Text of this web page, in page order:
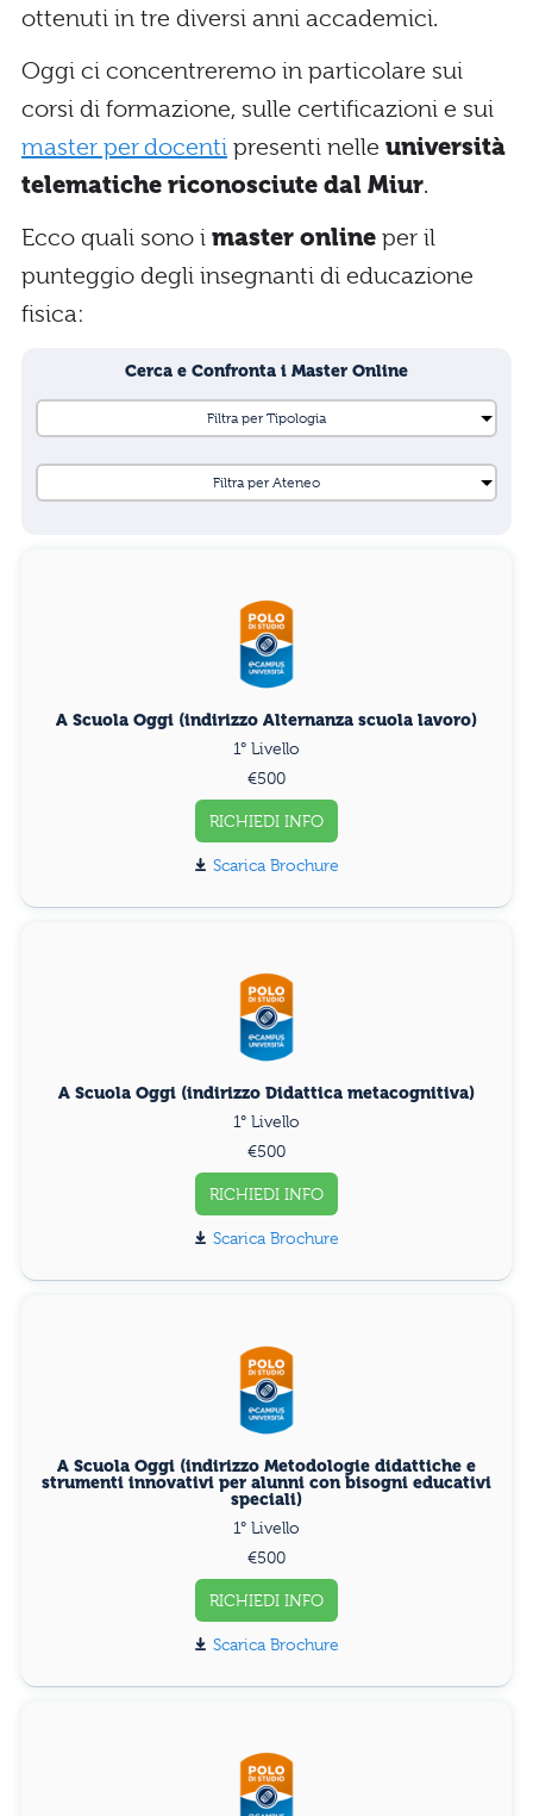
ottenuti in tre diversi anni accademici.
Oggi ci concentreremo in particolare sui
corsi di formazione, sulle certificazioni e sui
master per docenti presenti nelleuniversità
telematiche riconosciute dal Miur.
Ecco quali sono i master online per il
punteggio degli insegnanti di educazione
fisica:
Cerca e Confronta i Master Online
A Scuola Oggi (indirizzo Alternanza scuola lavoro)
1° Livello
€500
RICHIEDI INFO
Scarica Brochure
A Scuola Oggi (indirizzo Didattica metacognitiva)
1° Livello
€500
RICHIEDI INFO
Scarica Brochure
A Scuola Oggi (indirizzo Metodologie didattiche e
strumenti innovativi per alunni con bisogni educativi
speciali)
1° Livello
€500
RICHIEDI INFO
Scarica Brochure